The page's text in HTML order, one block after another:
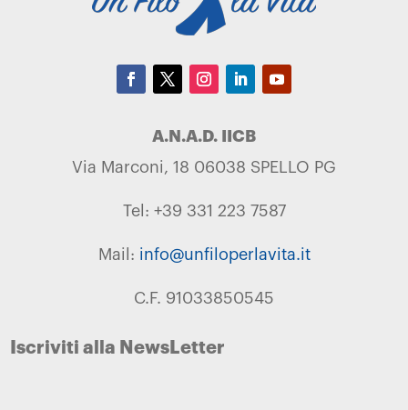
A.N.A.D. IICB
Via Marconi, 18 06038 SPELLO PG
Tel: +39 331 223 7587
Mail: info@unfiloperlavita.it
C.F. 91033850545
Iscriviti alla NewsLetter